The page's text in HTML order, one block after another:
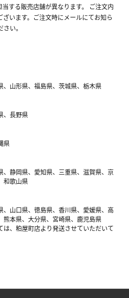
する販売店舗が異なります。 ご注文内
います。ご注文時にメールにてお知ら
い。
、山形県、福島県、茨城県、栃木県
、長野県
県
、静岡県、愛知県、三重県、滋賀県、京
和歌山県
、山口県、徳島県、香川県、愛媛県、高
熊本県、大分県、宮崎県、鹿児島県
、粕屋町店より発送させていただいて